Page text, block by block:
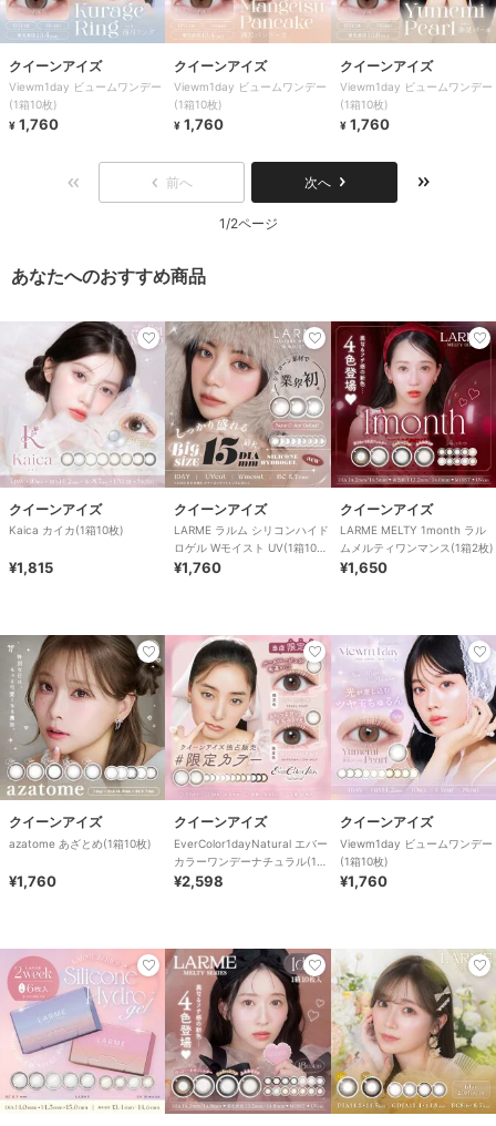
クイーンアイズ
Viewm1day ビュームワンデー
(1箱10枚)
¥ 1,760
クイーンアイズ
Viewm1day ビュームワンデー
(1箱10枚)
¥ 1,760
クイーンアイズ
Viewm1day ビュームワンデー
(1箱10枚)
¥ 1,760
前へ 次へ
1/2ページ
あなたへのおすすめ商品
クイーンアイズ
Kaica カイカ(1箱10枚)
¥1,815
クイーンアイズ
LARME ラルム シリコンハイド
ロゲル Wモイスト UV(1箱10
枚)
¥1,760
クイーンアイズ
LARME MELTY 1month ラル
ムメルティワンマンス(1箱2枚)
¥1,650
クイーンアイズ
azatome あざとめ(1箱10枚)
¥1,760
クイーンアイズ
EverColor1dayNatural エバー
カラーワンデーナチュラル(1箱
20枚)
¥2,598
クイーンアイズ
Viewm1day ビュームワンデー
(1箱10枚)
¥1,760